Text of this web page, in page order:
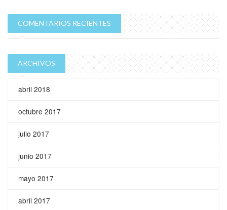
COMENTARIOS RECIENTES
ARCHIVOS
abril 2018
octubre 2017
julio 2017
junio 2017
mayo 2017
abril 2017